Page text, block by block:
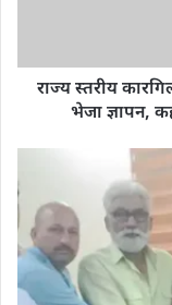
राज्य स्तरीय
भेजा ज्ञापन,